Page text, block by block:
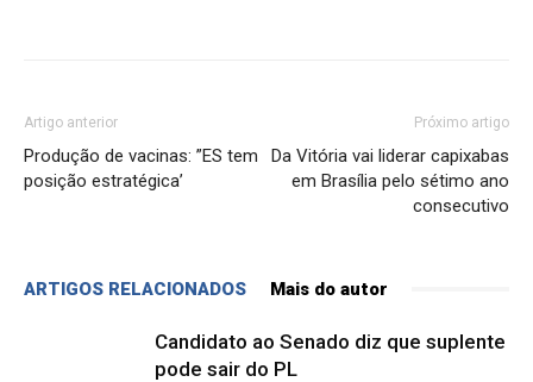
Artigo anterior
Produção de vacinas: ”ES tem
posição estratégica’
Próximo artigo
Da Vitória vai liderar capixabas
em Brasília pelo sétimo ano
consecutivo
ARTIGOS RELACIONADOS Mais do autor
Candidato ao Senado diz que suplente
pode sair do PL